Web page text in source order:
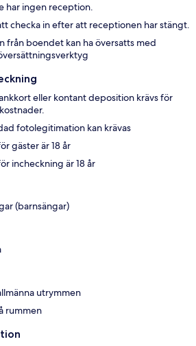
har ingen reception.
checka in efter att receptionen har stängt.
från boendet kan ha översatts med
eller kontant deposition krävs för
fotolegitimation kan krävas
gäster är 18 år
incheckning är 18 år
(barnsängar)
utrymmen
rummen